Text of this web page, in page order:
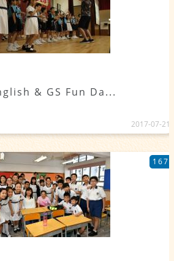
& GS Fun Da...
2017-07-21
167